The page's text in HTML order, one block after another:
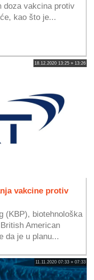
doza vakcina protiv
kao što je...
18.12.2020 13:25 » 13:26
vakcine protiv
(KBP), biotehnološka
American
da je u planu...
11.11.2020 07:33 » 07:33